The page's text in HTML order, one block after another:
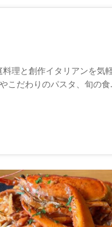
理と創作イタリアンを気
こだわりのパスタ、旬の食